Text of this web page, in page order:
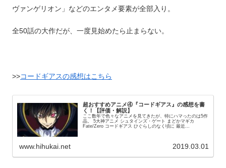
ヴァンゲリオン」などのエンタメ要素が全部入り。
全50話の大作だが、一度見始めたら止まらない。
>>コードギアスの感想はこちら
超おすすめアニメ④『コードギアス』の感想を書
く！【評価・解説】
ここ数年で色々なアニメを見てきたが、特にハマったのは5作
品。 5大神アニメ シュタインズ・ゲート まどかマギカ
Fate/Zero コードギアス ひぐらしのなく頃に 最近...
www.hihukai.net 2019.03.01